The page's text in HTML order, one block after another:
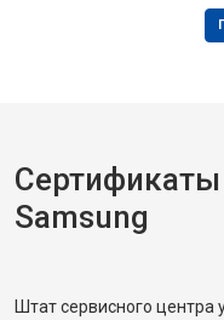
Samsung
Штат сервисного центра